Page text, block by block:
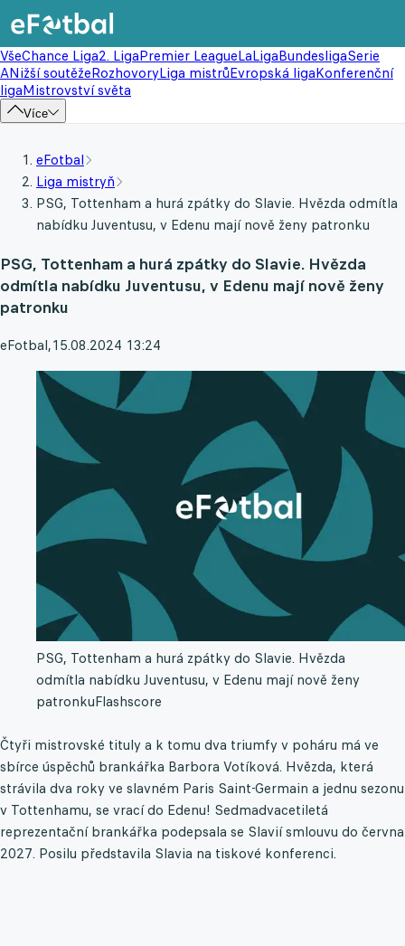
VšeChance Liga2. LigaPremier LeagueLaLigaBundesligaSerie
ANižší soutěžeRozhovoryLiga mistrůEvropská ligaKonferenční
ligaMistrovství světa
Více
eFotbal
Liga mistryň
PSG, Tottenham a hurá zpátky do Slavie. Hvězda odmítla
nabídku Juventusu, v Edenu mají nově ženy patronku
PSG, Tottenham a hurá zpátky do Slavie. Hvězda
odmítla nabídku Juventusu, v Edenu mají nově ženy
patronku
eFotbal,15.08.2024 13:24
PSG, Tottenham a hurá zpátky do Slavie. Hvězda
odmítla nabídku Juventusu, v Edenu mají nově ženy
patronkuFlashscore
Čtyři mistrovské tituly a k tomu dva triumfy v poháru má ve
sbírce úspěchů brankářka Barbora Votíková. Hvězda, která
strávila dva roky ve slavném Paris Saint-Germain a jednu sezonu
v Tottenhamu, se vrací do Edenu! Sedmadvacetiletá
reprezentační brankářka podepsala se Slavií smlouvu do června
2027. Posilu představila Slavia na tiskové konferenci.